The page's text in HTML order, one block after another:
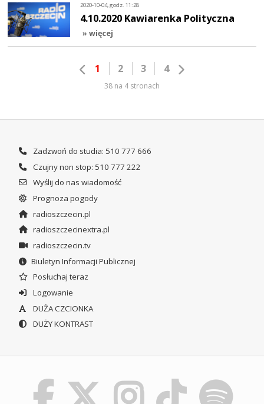
2020-10-04, godz. 11:28
4.10.2020 Kawiarenka Polityczna
» więcej
1 2 3 4
38 na 4 stronach
Zadzwoń do studia: 510 777 666
Czujny non stop: 510 777 222
Wyślij do nas wiadomość
Prognoza pogody
radioszczecin.pl
radioszczecinextra.pl
radioszczecin.tv
Biuletyn Informacji Publicznej
Posłuchaj teraz
Logowanie
DUŻA CZCIONKA
DUŻY KONTRAST